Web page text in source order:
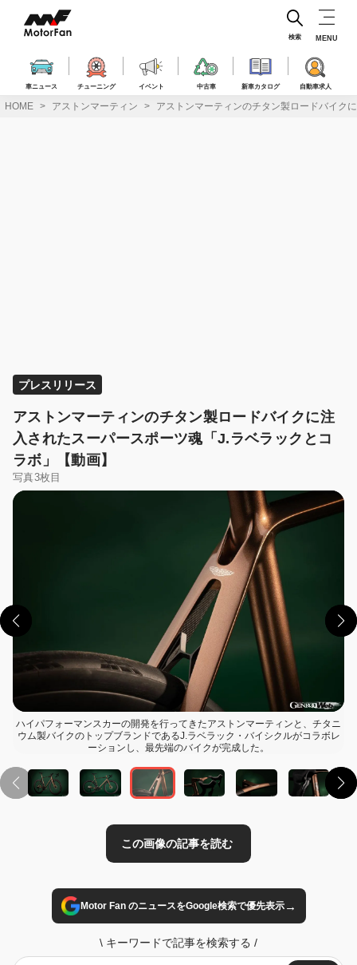
ス
車ニュース チューニング イベント 中古車 新車カタログ 自動車求人
検索 MENU
HOME アストンマーティン アストンマーティンのチタン製ロードバイク
プレスリリース
アストンマーティンのチタン製ロードバイクに注
入されたスーパースポーツ魂「J.ラベラックとコ
ラボ」【動画】
写真3枚目
ハイパフォーマンスカーの開発を行ってきたアストンマーティンと、チタニ
ウム製バイクのトップブランドであるJ.ラベラック・バイシクルがコラボレ
ーションし、最先端のバイクが完成した。
この画像の記事を読む
Motor Fan のニュースをGoogle検索で優先表示→
\ キーワードで記事を検索する /